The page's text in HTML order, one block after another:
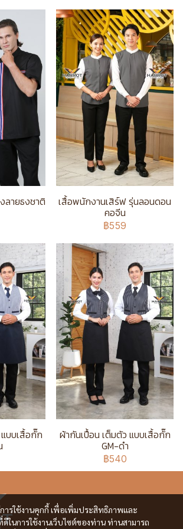
ลายธงชาติ เสื้อพนักงานเสิร์ฟ รุ่นลอนดอน
คอจีน
฿559
บบเสื้อกั๊ก ผ้ากันเปื้อน เต็มตัว แบบเสื้อกั๊ก
GM-ดำ
฿540
ารใช้งานคุกกี้ เพื่อเพิ่มประสิทธิภาพและ
ในการใช้งานเว็บไซต์ของท่าน ท่านสามารถ